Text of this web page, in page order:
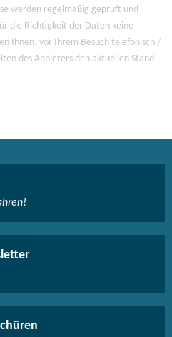
werden regelmäßig geprüft und
die Richtigkeit der Daten keine
Ihnen, vor Ihrem Besuch telefonisch /
des Anbieters den aktuellen Stand